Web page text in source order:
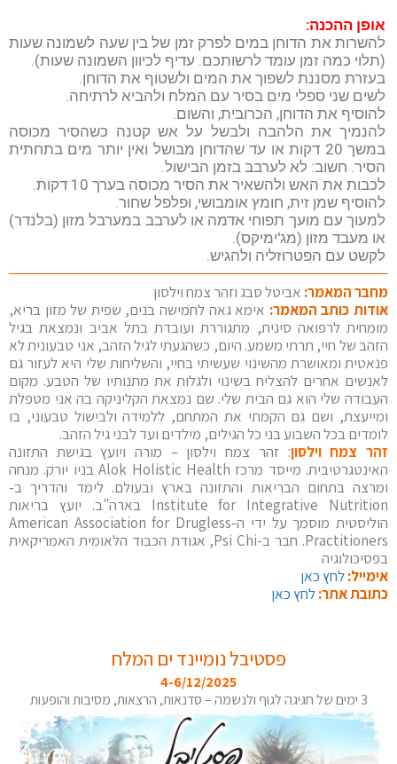
אופן ההכנה:
להשרות את הדוחן במים לפרק זמן של בין שעה לשמונה שעות
(תלוי כמה זמן עומד לרשותכם. עדיף לכיוון השמונה שעות).
בעזרת מסננת לשפוך את המים ולשטוף את הדוחן.
לשים שני ספלי מים בסיר עם המלח ולהביא לרתיחה.
להוסיף את הדוחן, הכרובית, והשום.
להנמיך את הלהבה ולבשל על אש קטנה כשהסיר מכוסה
במשך 20 דקות או עד שהדוחן מבושל ואין יותר מים בתחתית
הסיר. חשוב: לא לערבב בזמן הבישול.
לכבות את האש ולהשאיר את הסיר מכוסה בערך 10 דקות.
להוסיף שמן זית, חומץ אומבושי, ופלפל שחור.
למעוך עם מועך תפוחי אדמה או לערבב במערבל מזון (בלנדר)
או מעבד מזון (מג'ימיקס).
לקשט עם הפטרוזליה ולהגיש.
מחבר המאמר: אביטל סבג וזהר צמח וילסון
אודות כותב המאמר: אימא גאה לחמישה בנים, שפית של מזון בריא,
מומחית לרפואה סינית, מתגוררת ועובדת בתל אביב ונמצאת בגיל
הזהב של חיי, תרתי משמע. היום, כשהגעתי לגיל הזהב, אני טבעונית לא
פנאטית ומאושרת מהשינוי שעשיתי בחיי, והשליחות שלי היא לעזור גם
לאנשים אחרים להצליח בשינוי ולגלות את מתנותיו של הטבע. מקום
העבודה שלי הוא גם הבית שלי. שם נמצאת הקליניקה בה אני מטפלת
ומייעצת, ושם גם הקמתי את המתחם, ללמידה ולבישול טבעוני, בו
לומדים בכל השבוע בני כל הגילים, מילדים ועד לבני גיל הזהב.
זהר צמח וילסון: זהר צמח וילסון – מורה ויועץ בגישת התזונה
האינטגרטיבית. מייסד מרכז Alok Holistic Health בניו יורק. מנחה
ומרצה בתחום הבריאות והתזונה בארץ ובעולם. לימד והדריך ב-
Institute for Integrative Nutrition בארה"ב. יועץ בריאות
הוליסטית מוסמך על ידי ה-American Association for Drugless
Practitioners. חבר ב-Psi Chi, אגודת הכבוד הלאומית האמריקאית
בפסיכולוגיה
אימייל:לחץ כאן
כתובת אתר:לחץ כאן
פסטיבל נומיינד ים המלח
4-6/12/2025
3 ימים של חגיגה לגוף ולנשמה – סדנאות, הרצאות, מסיבות והופעות